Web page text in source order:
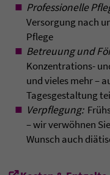
Professionelle
Versorgung nach
Pflege
Betreuung und
Konzentrations-
und vieles mehr –
Tagesgestaltung
Verpflegung:
– wir verwöhnen
Wunsch auch